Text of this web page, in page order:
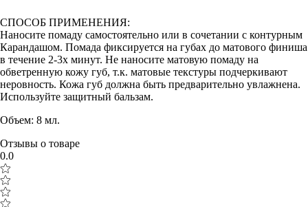
СПОСОБ ПРИМЕНЕНИЯ:
Наносите помаду самостоятельно или в сочетании с контурным
Карандашом. Помада фиксируется на губах до матового финиша
в течение 2-3х минут. Не наносите матовую помаду на
обветренную кожу губ, т.к. матовые текстуры подчеркивают
неровность. Кожа губ должна быть предварительно увлажнена.
Используйте защитный бальзам.
Объем: 8 мл.
Отзывы о товаре
0.0